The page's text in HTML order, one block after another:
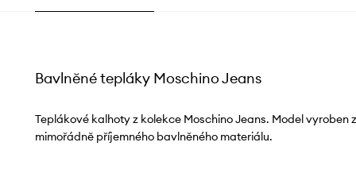
Bavlněné tepláky Moschino Jeans
Teplákové kalhoty z kolekce Moschino Jeans. Model vyroben
mimořádně příjemného bavlněného materiálu.